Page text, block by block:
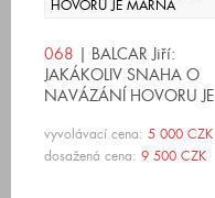
068 | BALCAR Jiří:
JAKÁKOLIV SNAHA O
NAVÁZÁNÍ HOVORU JE
vyvolávací cena: 5 000 CZK
dosažená cena: 9 500 CZK